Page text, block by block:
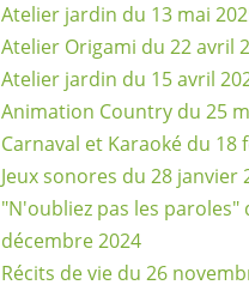
Atelier jardin du 13 mai
Atelier Origami du 22 avril
Atelier jardin du 15 avril
Animation Country du 25
Carnaval et Karaoké du 18
Jeux sonores du 28 janvier
"N'oubliez pas les paroles"
décembre 2024
Récits de vie du 26